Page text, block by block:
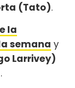
(Tato).
la
semana y
Larrivey)
.